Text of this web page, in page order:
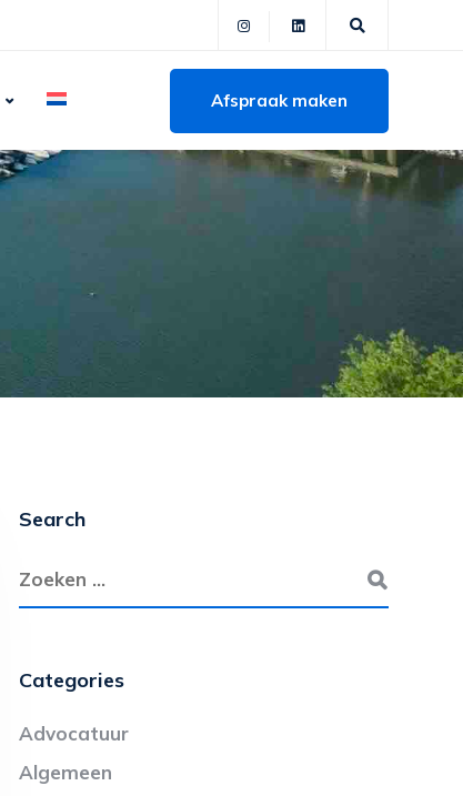
Afspraak maken
Search
Categories
Advocatuur
Algemeen